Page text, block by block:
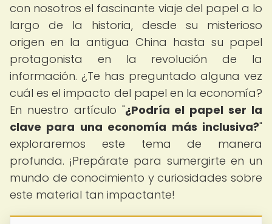
con nosotros el fascinante viaje del papel a lo
largo de la historia, desde su misterioso
origen en la antigua China hasta su papel
protagonista en la revolución de la
información. ¿Te has preguntado alguna vez
cuál es el impacto del papel en la economía?
En nuestro artículo "¿Podría el papel ser la
clave para una economía más inclusiva?"
exploraremos este tema de manera
profunda. ¡Prepárate para sumergirte en un
mundo de conocimiento y curiosidades sobre
este material tan impactante!